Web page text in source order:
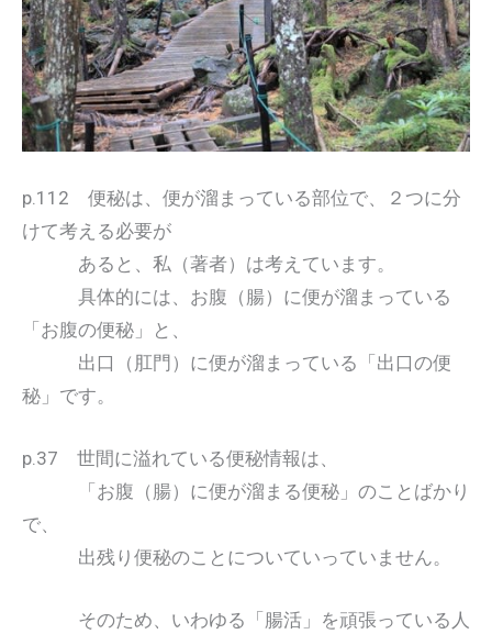
p.112 便秘は、便が溜まっている部位で、２つに分
けて考える必要が
あると、私（著者）は考えています。
具体的には、お腹（腸）に便が溜まっている
「お腹の便秘」と、
出口（肛門）に便が溜まっている「出口の便
秘」です。
p.37 世間に溢れている便秘情報は、
「お腹（腸）に便が溜まる便秘」のことばかり
で、
出残り便秘のことについていっていません。
そのため、いわゆる「腸活」を頑張っている人